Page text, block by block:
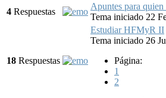
4 Respuestas
Apuntes para quien
Tema iniciado 22
18 Respuestas
Estudiar HFMyR II
Tema iniciado 26
Página:
1
2